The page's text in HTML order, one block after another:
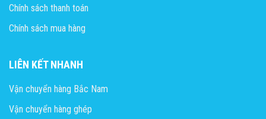
Chính sách thanh toán
Chính sách mua hàng
LIÊN KẾT NHANH
Vận chuyển hàng Bắc Nam
Vận chuyển hàng ghép